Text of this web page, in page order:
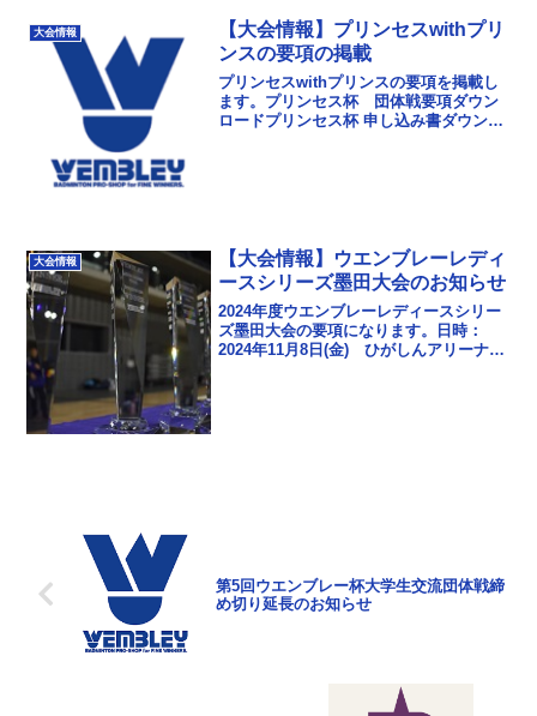
大会情報
【大会情報】プリンセスwithプリ
ンスの要項の掲載
プリンセスwithプリンスの要項を掲載し
ます。プリンセス杯 団体戦要項ダウン
ロードプリンセス杯 申し込み書ダウンロ
大会情報
【大会情報】ウエンブレーレディ
ースシリーズ墨田大会のお知らせ
2024年度ウエンブレーレディースシリー
ズ墨田大会の要項になります。日時：
2024年11月8日(金) ひがしんアリーナ
第5回ウエンブレー杯大学生交流団体戦締
め切り延長のお知らせ